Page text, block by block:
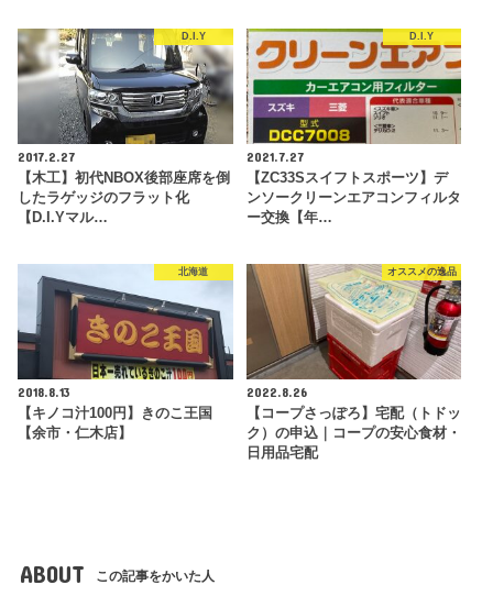
D.I.Y
2017.2.27
【木工】初代NBOX後部座席を倒
したラゲッジのフラット化
【D.I.Yマル…
D.I.Y
2021.7.27
【ZC33Sスイフトスポーツ】デ
ンソークリーンエアコンフィルタ
ー交換【年…
北海道
2018.8.13
【キノコ汁100円】きのこ王国
【余市・仁木店】
オススメの逸品
2022.8.26
【コープさっぽろ】宅配（トドッ
ク）の申込｜コープの安心食材・
日用品宅配
ABOUT この記事をかいた人